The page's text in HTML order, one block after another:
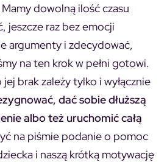
dowolną ilość czasu
jeszcze raz bez emocji
argumenty i zdecydować,
na ten krok w pełni gotowi.
brak zależy tylko i wyłącznie
dać sobie dłuższą
albo też uruchomić całą
na piśmie podanie o pomoc
i naszą krótką motywację